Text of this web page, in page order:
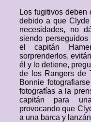
Los fugitivos deben
debido a que
necesidades, no
siendo
el capitán
sorprenderlos,
él y lo detiene,
de los Rangers de
Bonnie
fotografías a la
capitán para
provocando que
a una barca y